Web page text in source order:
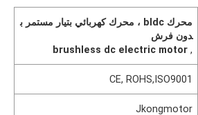
محرك bldc ، محرك كهربائي بتيار مستمر ب
دون فرش
,
brushless dc electric motor
CE, ROHS,ISO9001
Jkongmotor